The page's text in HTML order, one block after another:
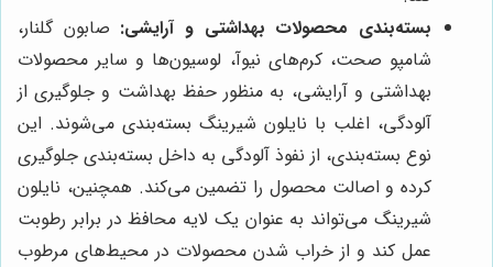
بسته‌بندی محصولات بهداشتی و آرایشی: صابون گلنار،
شامپو صحت، کرم‌های نیوآ، لوسیون‌ها و سایر محصولات
بهداشتی و آرایشی، به منظور حفظ بهداشت و جلوگیری از
آلودگی، اغلب با نایلون شیرینگ بسته‌بندی می‌شوند. این
نوع بسته‌بندی، از نفوذ آلودگی به داخل بسته‌بندی جلوگیری
کرده و اصالت محصول را تضمین می‌کند. همچنین، نایلون
شیرینگ می‌تواند به عنوان یک لایه محافظ در برابر رطوبت
عمل کند و از خراب شدن محصولات در محیط‌های مرطوب